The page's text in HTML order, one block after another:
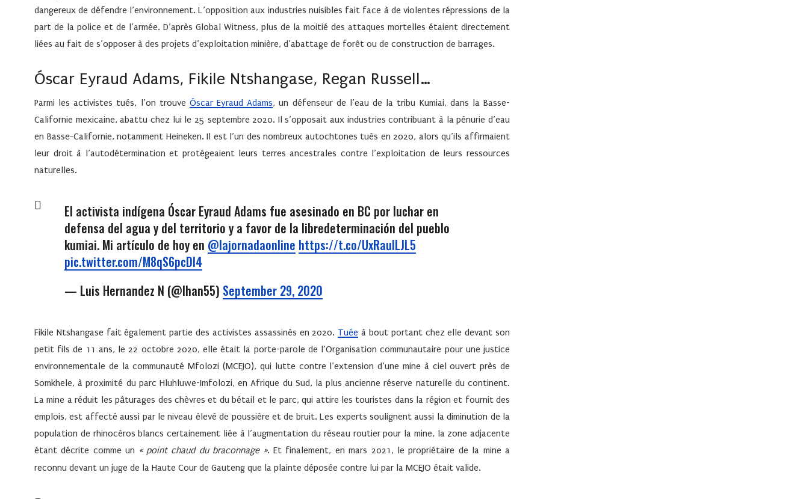
dangereux de défendre l’environnement. L’opposition aux industries nuisibles fait face à de violentes répressions de la
part de la police et de l’armée. D’après Global Witness, plus de la moitié des attaques mortelles étaient directement
liées au fait de s’opposer à des projets d’exploitation minière, d’abattage de forêt ou de construction de barrages.
Óscar Eyraud Adams, Fikile Ntshangase, Regan Russell…
Parmi les activistes tués, l’on trouve Óscar Eyraud Adams, un défenseur de l’eau de la tribu Kumiai, dans la Basse-
Californie mexicaine, abattu chez lui le 25 septembre 2020. Il s’opposait aux industries contribuant à la pénurie d’eau
en Basse-Californie, notamment Heineken. Il est l’un des nombreux autochtones tués en 2020, alors qu’ils affirmaient
leur droit à l’autodétermination et protégeaient leurs terres ancestrales contre l’exploitation de leurs ressources
naturelles.
El activista indígena Óscar Eyraud Adams fue asesinado en BC por luchar en
defensa del agua y del territorio y a favor de la libredeterminación del pueblo
kumiai. Mi artículo de hoy en ⁦ @lajornadaonline https://t.co/UxRauILJL5
pic.twitter.com/M8qS6pcDl4
— Luis Hernandez N (@lhan55) September 29, 2020
Fikile Ntshangase fait également partie des activistes assassinés en 2020. Tuée à bout portant chez elle devant son
petit fils de 11 ans, le 22 octobre 2020, elle était la porte-parole de l’Organisation communautaire pour une justice
environnementale de la communauté Mfolozi (MCEJO), qui lutte contre l’extension d’une mine à ciel ouvert près de
Somkhele, à proximité du parc Hluhluwe-Imfolozi, en Afrique du Sud, la plus ancienne réserve naturelle du continent.
La mine a réduit les pâturages des chèvres et du bétail et le parc, qui attire les touristes dans la région et fournit des
emplois, est affecté aussi par le niveau élevé de poussière et de bruit. Les experts soulignent aussi la diminution de la
population de rhinocéros blancs certainement liée à l’augmentation du réseau routier pour la mine, la zone adjacente
étant décrite comme un « point chaud du braconnage ». Et finalement, en mars 2021, le propriétaire de la mine a
reconnu devant un juge de la Haute Cour de Gauteng que la plainte déposée contre lui par la MCEJO était valide.